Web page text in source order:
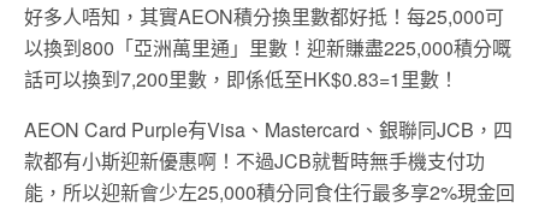
好多人唔知，其實AEON積分換里數都好抵！每25,000可
以換到800「亞洲萬里通」里數！迎新賺盡225,000積分嘅
話可以換到7,200里數，即係低至HK$0.83=1里數！
AEON Card Purple有Visa、Mastercard、銀聯同JCB，四
款都有小斯迎新優惠啊！不過JCB就暫時無手機支付功
能，所以迎新會少左25,000積分同食住行最多享2%現金回